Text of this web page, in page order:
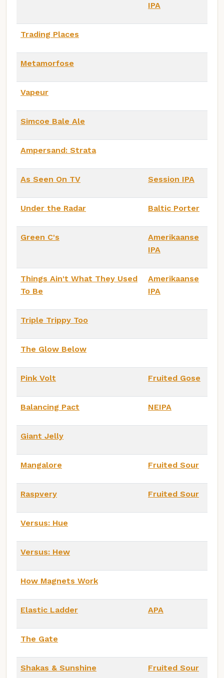
IPA
Trading Places
Metamorfose
Vapeur
Simcoe Bale Ale
Ampersand: Strata
As Seen On TV Session IPA
Under the Radar Baltic Porter
Green C's
Amerikaanse
IPA
Things Ain't What They Used
To Be
Amerikaanse
IPA
Triple Trippy Too
The Glow Below
Pink Volt Fruited Gose
Balancing Pact NEIPA
Giant Jelly
Mangalore Fruited Sour
Raspvery Fruited Sour
Versus: Hue
Versus: Hew
How Magnets Work
Elastic Ladder APA
The Gate
Shakas & Sunshine Fruited Sour